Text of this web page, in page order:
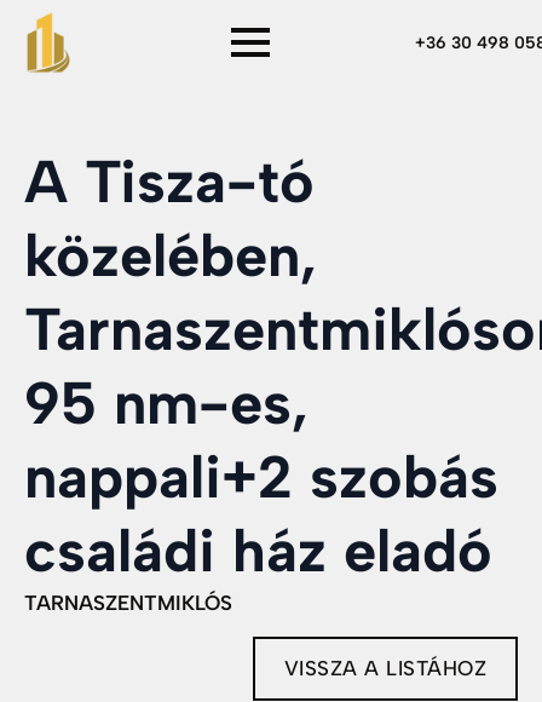
+36 30 498
A Tisza-tó
közelében,
95 nm-es,
nappali+2 szobás
családi ház eladó
TARNASZENTMIKLÓS
VISSZA A LISTÁHOZ